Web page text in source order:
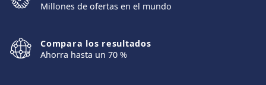
Millones de ofertas en el mundo
Compara los resultados
Ahorra hasta un 70 %